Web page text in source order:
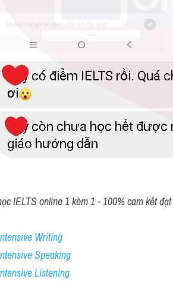
IELTS online 1 kèm 1 - 100% cam kết
Writing
Speaking
Listening